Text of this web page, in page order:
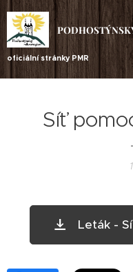
oficiální stránky PMR
Síť
Leták -